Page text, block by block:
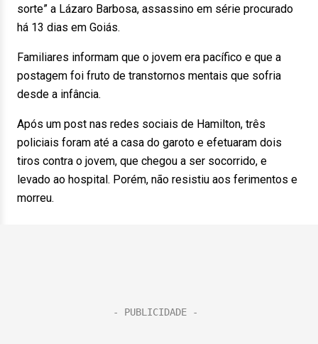
sorte” a Lázaro Barbosa, assassino em série procurado
há 13 dias em Goiás.
Familiares informam que o jovem era pacífico e que a
postagem foi fruto de transtornos mentais que sofria
desde a infância.
Após um post nas redes sociais de Hamilton, três
policiais foram até a casa do garoto e efetuaram dois
tiros contra o jovem, que chegou a ser socorrido, e
levado ao hospital. Porém, não resistiu aos ferimentos e
morreu.